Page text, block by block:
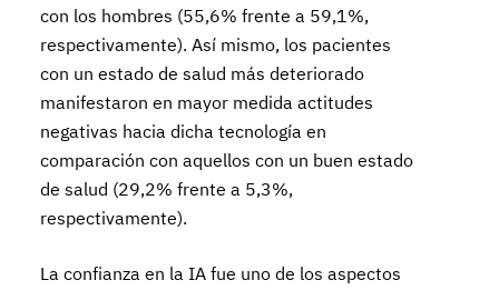
con los hombres (55,6% frente a 59,1%,
respectivamente). Así mismo, los pacientes
con un estado de salud más deteriorado
manifestaron en mayor medida actitudes
negativas hacia dicha tecnología en
comparación con aquellos con un buen estado
de salud (29,2% frente a 5,3%,
respectivamente).
La confianza en la IA fue uno de los aspectos